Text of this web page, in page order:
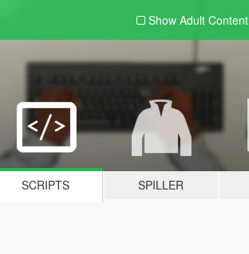
Show Adult Content
SCRIPTS SPILLER